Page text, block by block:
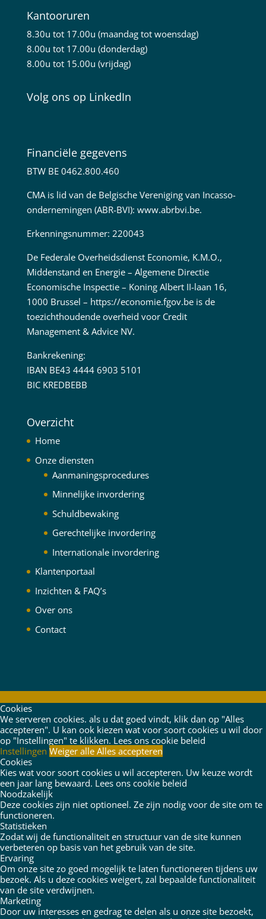
Kantooruren
8.30u tot 17.00u (maandag tot woensdag)
8.00u tot 17.00u (donderdag)
8.00u tot 15.00u (vrijdag)
Volg ons op LinkedIn
Financiële gegevens
BTW BE 0462.800.460
CMA is lid van de Belgische Vereniging van Incasso-
ondernemingen (ABR-BVI): www.abrbvi.be.
Erkenningsnummer: 220043
De Federale Overheidsdienst Economie, K.M.O.,
Middenstand en Energie – Algemene Directie
Economische Inspectie – Koning Albert II-laan 16,
1000 Brussel – https://economie.fgov.beis de
toezichthoudende overheid voor Credit
Management & Advice NV.
Bankrekening:
IBAN BE43 4444 6903 5101
BIC KREDBEBB
Overzicht
Home
Onze diensten
Aanmaningsprocedures
Minnelijke invordering
Schuldbewaking
Gerechtelijke invordering
Internationale invordering
Klantenportaal
Inzichten & FAQ’s
Over ons
Contact
Cookies
We serveren cookies. als u dat goed vindt, klik dan op "Alles
accepteren". U kan ook kiezen wat voor soort cookies u wil door
op "Instellingen" te klikken. Lees ons cookie beleid
Instellingen Weiger alle Alles accepteren
Cookies
Kies wat voor soort cookies u wil accepteren. Uw keuze wordt
een jaar lang bewaard. Lees ons cookie beleid
Noodzakelijk
Deze cookies zijn niet optioneel. Ze zijn nodig voor de site om te
functioneren.
Statistieken
Zodat wij de functionaliteit en structuur van de site kunnen
verbeteren op basis van het gebruik van de site.
Ervaring
Om onze site zo goed mogelijk te laten functioneren tijdens uw
bezoek. Als u deze cookies weigert, zal bepaalde functionaliteit
van de site verdwijnen.
Marketing
Door uw interesses en gedrag te delen als u onze site bezoekt,